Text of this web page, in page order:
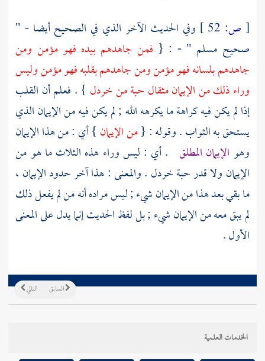
[ ص:
وفي الحديث الآخر الذي في الصحيح أيضا - "
صحيح مسلم " - : { فمن جاهدهم بيده فهو مؤمن ومن
جاهدهم بلسانه فهو مؤمن ومن جاهدهم بقلبه فهو مؤمن وليس
وراء ذلك من الإيمان مثقال حبة من خردل } . فعلم أن القلب
إذا لم يكن فيه كراهة ما يكرهه الله ; لم يكن فيه من الإيمان الذي
يستحق به الثواب . وقوله : {من الإيمان } أي : من هذا الإيمان
وهو الإيمان المطلق . أي : ليس وراء هذه الثلاث ما هو من
الإيمان ولا قدر حبة خردل . والمعنى : هذا آخر حدود الإيمان ،
ما بقي بعد هذا من الإيمان شيء ; ليس مراده أنه من لم يفعل ذلك
لم يبق معه من الإيمان شيء ; بل لفظ الحديث إنما يدل على المعنى
الأول .
التالي السابق
الخدمات العلمية